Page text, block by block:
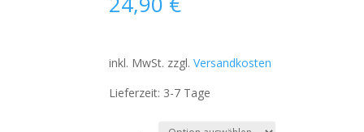
inkl. MwSt. zzgl.Versandkosten
Lieferzeit: 3-7 Tage